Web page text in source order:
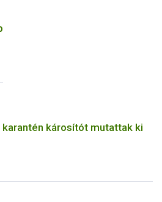
karantén károsítót mutattak ki